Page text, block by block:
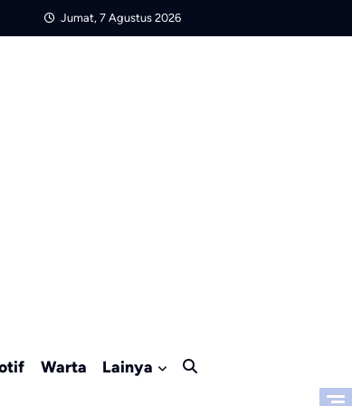
Jumat, 7 Agustus 2026
Warta Lainya